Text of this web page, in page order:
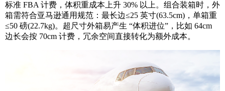
标准 FBA 计费，体积重成本上升 30% 以上。组合装箱时，外
箱需符合亚马逊通用规范：最长边≤25 英寸(63.5cm)，单箱重
≤50 磅(22.7kg)。超尺寸外箱易产生 “体积进位”，比如 64cm
边长会按 70cm 计费，冗余空间直接转化为额外成本。